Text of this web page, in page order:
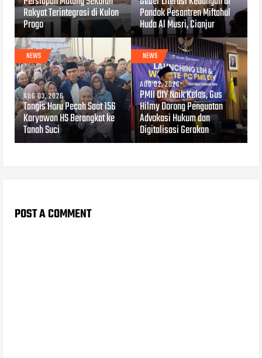
Rakyat Terintegrasi di Kulon
Progo
Pondok Pesantren Miftahul
Huda Al Musri, Cianjur
NEWS
AUG 03, 2026
Tangis Haru Pecah Saat 156
Karyawan HS Berangkat ke
Tanah Suci
NEWS
AUG 02, 2026
PMII DIY Naik Kelas, Gus
Hilmy Dorong Penguatan
Advokasi Hukum dan
Digitalisasi Gerakan
POST A COMMENT